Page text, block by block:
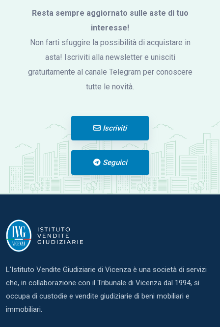
Resta sempre aggiornato sulle aste di tuo
interesse!
Non farti sfuggire la possibilità di acquistare in
asta! Iscriviti alla newsletter e unisciti
gratuitamente al canale Telegram per conoscere
tutte le novità.
Iscriviti
Seguici
L'Istituto Vendite Giudiziarie di Vicenza è una società di servizi
che, in collaborazione con il Tribunale di Vicenza dal 1994, si
occupa di custodie e vendite giudiziarie di beni mobiliari e
immobiliari.